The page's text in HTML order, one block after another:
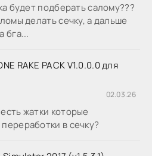
будет подберать салому???
делать сечку, а дальше
бга...
RAKE PACK V1.0.0.0 для
02.03.26
жатки которые
в сечку?